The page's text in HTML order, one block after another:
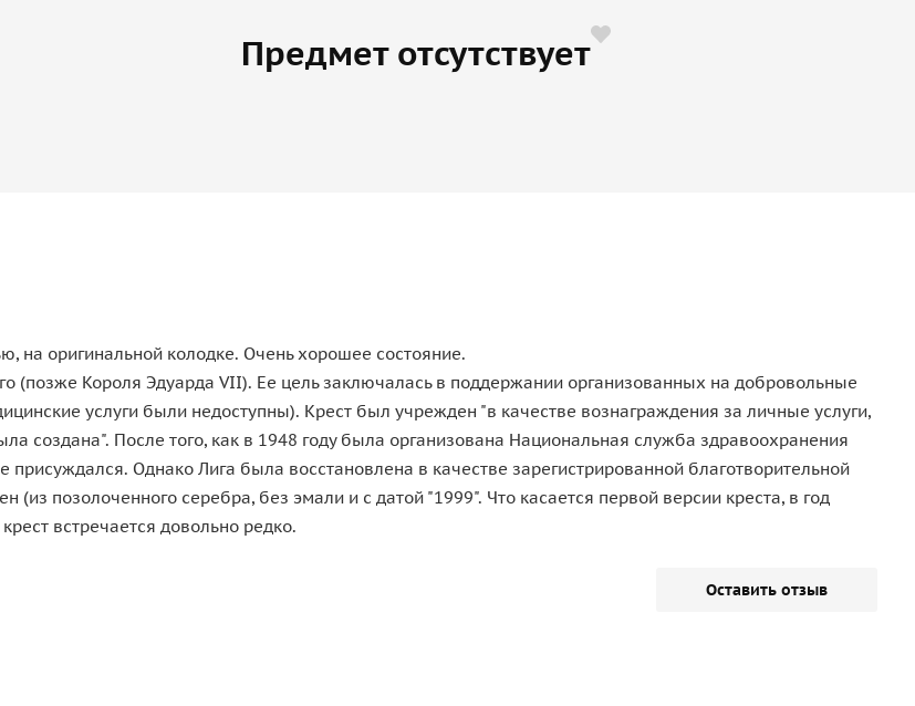
Предмет отсутствует
на оригинальной колодке. Очень хорошее состояние.
(позже Короля Эдуарда VII). Ее цель заключалась в поддержании организованных на добровольные
услуги были недоступны). Крест был учрежден "в качестве вознаграждения за личные услуги,
создана". После того, как в 1948 году была организована Национальная служба здравоохранения
Однако Лига была восстановлена ​​в качестве зарегистрированной благотворительной
(из позолоченного серебра, без эмали и с датой "1999". Что касается первой версии креста, в год
встречается довольно редко.
Оставить отзыв